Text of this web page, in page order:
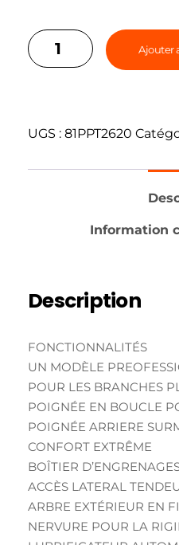
Ajouter
UGS : 81PPT2620
Information
Description
FONCTIONNALITÉS
UN MODÈLE
POUR LES BRANCHES
POIGNÉE EN BOUCLE
POIGNÉE ARRIERE
CONFORT EXTRÊME
BOÎTIER
ACCÈS LATERAL
ARBRE EXTÉRIEUR EN
NERVURE POUR LA